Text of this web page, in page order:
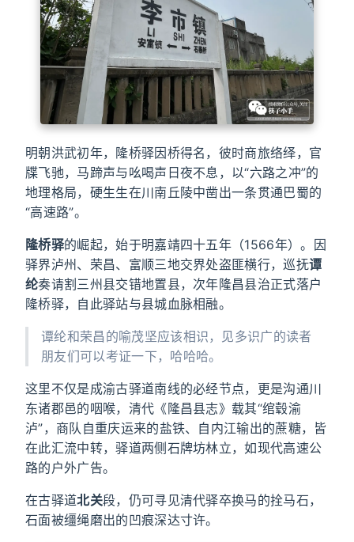
明朝洪武初年，隆桥驿因桥得名，彼时商旅络绎，官
牒飞驰，马蹄声与吆喝声日夜不息，以“六路之冲”的
地理格局，硬生生在川南丘陵中凿出一条贯通巴蜀的
“高速路”。
隆桥驿的崛起，始于明嘉靖四十五年（1566年）。因
驿界泸州、荣昌、富顺三地交界处盗匪横行，巡抚谭
纶奏请割三州县交错地置县，次年隆昌县治正式落户
隆桥驿，自此驿站与县城血脉相融。
谭纶和荣昌的喻茂坚应该相识，见多识广的读者
朋友们可以考证一下，哈哈哈。
这里不仅是成渝古驿道南线的必经节点，更是沟通川
东诸郡邑的咽喉，清代《隆昌县志》载其“绾毂渝
泸”，商队自重庆运来的盐铁、自内江输出的蔗糖，皆
在此汇流中转，驿道两侧石牌坊林立，如现代高速公
路的户外广告。
在古驿道北关段，仍可寻见清代驿卒换马的拴马石，
石面被缰绳磨出的凹痕深达寸许。